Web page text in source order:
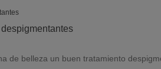
de belleza un buen tratamiento